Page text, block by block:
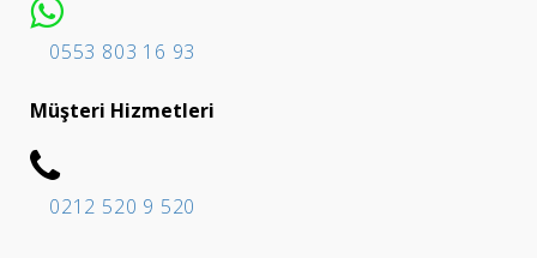
0553 803 16 93
Müşteri Hizmetleri
0212 520 9 520